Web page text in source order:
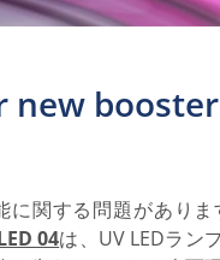
new
に関する問題がありま
04は、UV LEDラン